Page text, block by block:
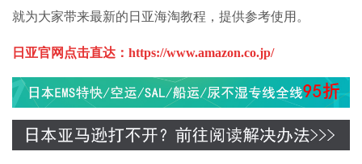
就为大家带来最新的日亚海淘教程，提供参考使用。
日亚官网点击直达： https://www.amazon.co.jp/